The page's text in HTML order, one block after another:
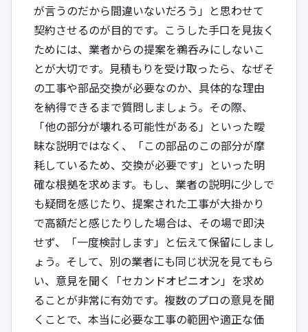
が言うのだから間違いないだろう」と思わせて
契約させるのが目的です。こうした手口を見抜く
ためには、業者からの提案を鵜呑みにしないこ
とが大切です。見積もりを受け取ったら、なぜそ
の工事や部品交換が必要なのか、具体的な理由
を納得できるまで質問しましょう。その際、
「他の部分が壊れる可能性がある」といった曖
昧な説明ではなく、「この部品のこの部分が摩
耗しているため、交換が必要です」といった明
確な根拠を求めます。もし、業者の説明に少しで
も疑問を感じたり、提案された工事が大掛かり
で高額だと感じたりした場合は、その場で即決
せず、「一度検討します」と伝えて保留にしまし
ょう。そして、別の業者にも同じ状況を見てもら
い、意見を聞く「セカンドオピニオン」を求め
ることが非常に有効です。複数のプロの意見を聞
くことで、本当に必要な工事の範囲や適正な価